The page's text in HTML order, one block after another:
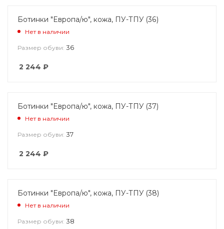
Ботинки "Европа/ю", кожа, ПУ-ТПУ (36)
Нет в наличии
Размер обуви: 36
2 244 ₽
Ботинки "Европа/ю", кожа, ПУ-ТПУ (37)
Нет в наличии
Размер обуви: 37
2 244 ₽
Ботинки "Европа/ю", кожа, ПУ-ТПУ (38)
Нет в наличии
Размер обуви: 38